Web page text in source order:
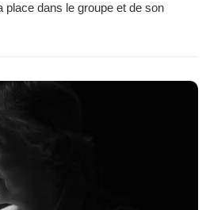
place dans le groupe et de son